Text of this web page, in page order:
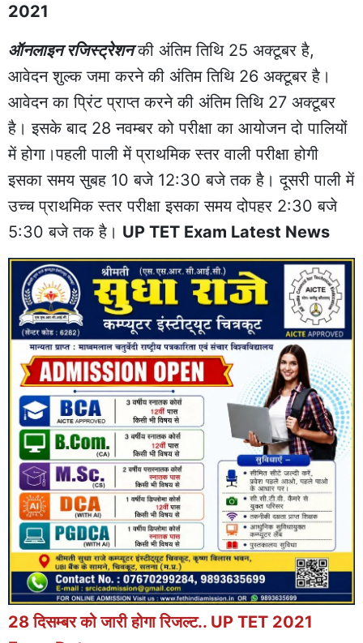
2021
ऑनलाइन रजिस्ट्रेशनकी अंतिम तिथि 25 अक्टूबर है,
आवेदन शुल्क जमा करने की अंतिम तिथि 26 अक्टूबर है।
आवेदन का प्रिंट प्राप्त करने की अंतिम तिथि 27 अक्टूबर
है। इसके बाद 28 नवम्बर को परीक्षा का आयोजन दो पालियों
में होगा।पहली पाली में प्राथमिक स्तर वाली परीक्षा होगी
इसका समय सुबह 10 बजे 12:30 बजे तक है। दूसरी पाली में
उच्च प्राथमिक स्तर परीक्षा इसका समय दोपहर 2:30 बजे
5:30 बजे तक है। UP TET Exam Latest News
28 दिसम्बर को जारी होगा रिजल्ट.. UP TET 2021